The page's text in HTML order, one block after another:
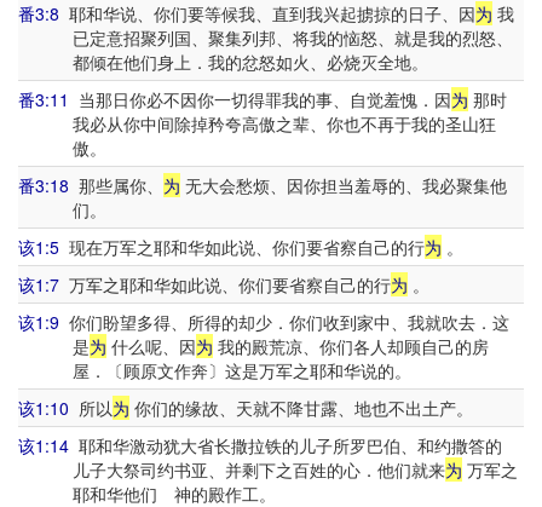
番3:8 耶和华说、你们要等候我、直到我兴起掳掠的日子、因为 我
已定意招聚列国、聚集列邦、将我的恼怒、就是我的烈怒、
都倾在他们身上．我的忿怒如火、必烧灭全地。
番3:11 当那日你必不因你一切得罪我的事、自觉羞愧．因为 那时
我必从你中间除掉矜夸高傲之辈、你也不再于我的圣山狂
傲。
番3:18 那些属你、 为 无大会愁烦、因你担当羞辱的、我必聚集他
们。
该1:5 现在万军之耶和华如此说、你们要省察自己的行为 。
该1:7 万军之耶和华如此说、你们要省察自己的行为 。
该1:9 你们盼望多得、所得的却少．你们收到家中、我就吹去．这
是为 什么呢、因为 我的殿荒凉、你们各人却顾自己的房
屋．〔顾原文作奔〕这是万军之耶和华说的。
该1:10 所以为 你们的缘故、天就不降甘露、地也不出土产。
该1:14 耶和华激动犹大省长撒拉铁的儿子所罗巴伯、和约撒答的
儿子大祭司约书亚、并剩下之百姓的心．他们就来为 万军之
耶和华他们 神的殿作工。